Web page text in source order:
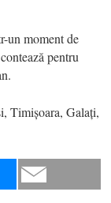
un moment de
pentru
Timișoara, Galați,